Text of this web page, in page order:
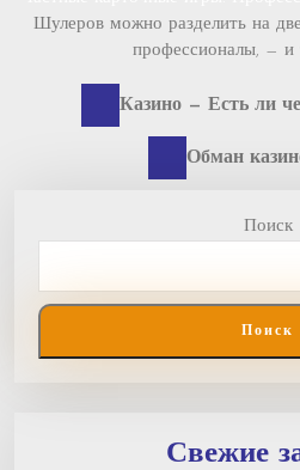
Шулеров можно разделить на
профессионалы, — и
Навигация
Previous
Казино — Есть ли
Next
Обман
Поиск
Поиск
Свежие